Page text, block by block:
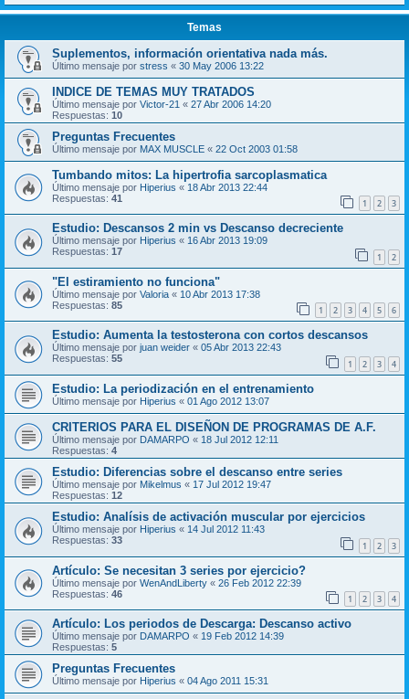
Temas
Suplementos, información orientativa nada más.
Último mensaje por stress « 30 May 2006 13:22
INDICE DE TEMAS MUY TRATADOS
Último mensaje por Victor-21 « 27 Abr 2006 14:20
Respuestas: 10
Preguntas Frecuentes
Último mensaje por MAX MUSCLE « 22 Oct 2003 01:58
Tumbando mitos: La hipertrofia sarcoplasmatica
Último mensaje por Hiperius « 18 Abr 2013 22:44
Respuestas: 41 1 2 3
Estudio: Descansos 2 min vs Descanso decreciente
Último mensaje por Hiperius « 16 Abr 2013 19:09
Respuestas: 17 1 2
"El estiramiento no funciona"
Último mensaje por Valoria « 10 Abr 2013 17:38
Respuestas: 85 1 2 3 4 5 6
Estudio: Aumenta la testosterona con cortos descansos
Último mensaje por juan weider « 05 Abr 2013 22:43
Respuestas: 55 1 2 3 4
Estudio: La periodización en el entrenamiento
Último mensaje por Hiperius « 01 Ago 2012 13:07
CRITERIOS PARA EL DISEÑON DE PROGRAMAS DE A.F.
Último mensaje por DAMARPO « 18 Jul 2012 12:11
Respuestas: 4
Estudio: Diferencias sobre el descanso entre series
Último mensaje por Mikelmus « 17 Jul 2012 19:47
Respuestas: 12
Estudio: Analísis de activación muscular por ejercicios
Último mensaje por Hiperius « 14 Jul 2012 11:43
Respuestas: 33 1 2 3
Artículo: Se necesitan 3 series por ejercicio?
Último mensaje por WenAndLiberty « 26 Feb 2012 22:39
Respuestas: 46 1 2 3 4
Artículo: Los periodos de Descarga: Descanso activo
Último mensaje por DAMARPO « 19 Feb 2012 14:39
Respuestas: 5
Preguntas Frecuentes
Último mensaje por Hiperius « 04 Ago 2011 15:31